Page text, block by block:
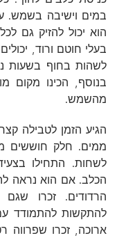
במים וישיבה בשמש.
הוא יכול להזיק גם
בעלי חוטם ורוד,
לשהות בחוף בשעות
בנוסף, הכינו מקום
מהשמש.
הגיע הזמן לטבילה
ממים. חלק חוששים
לשחות. התחילו
הכלב. אם הוא נראה
הרדודים. זכרו
להתקשות להתמודד
ארוכה, זכרו שפרווה